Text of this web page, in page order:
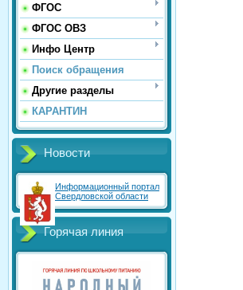
ФГОС
ФГОС ОВЗ
Инфо Центр
Поиск обращения
Другие разделы
КАРАНТИН
Новости
Информационный портал
Свердловской области
Горячая линия